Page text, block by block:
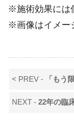
※施術効果には
※画像はイメー
< PREV - 「もう限界
NEXT -22年の臨床と「